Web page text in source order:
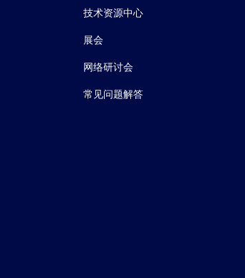
技术资源中心
展会
网络研讨会
常见问题解答